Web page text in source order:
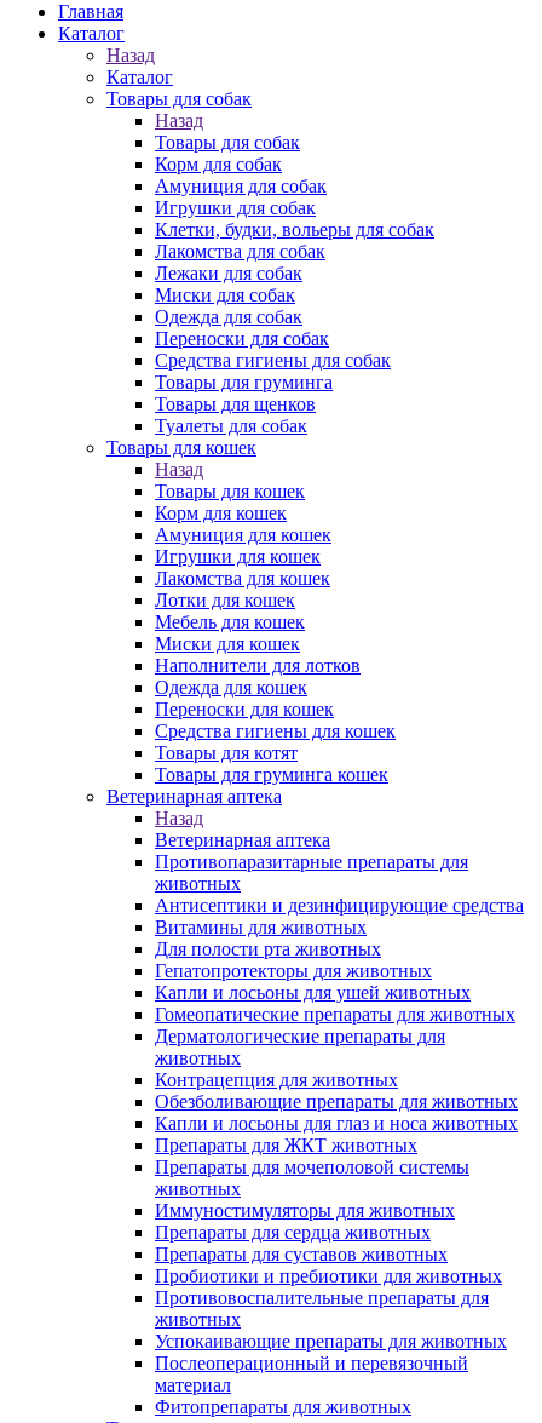
Главная
Каталог
Назад
Каталог
Товары для собак
Назад
Товары для собак
Корм для собак
Амуниция для собак
Игрушки для собак
Клетки, будки, вольеры для собак
Лакомства для собак
Лежаки для собак
Миски для собак
Одежда для собак
Переноски для собак
Средства гигиены для собак
Товары для груминга
Товары для щенков
Туалеты для собак
Товары для кошек
Назад
Товары для кошек
Корм для кошек
Амуниция для кошек
Игрушки для кошек
Лакомства для кошек
Лотки для кошек
Мебель для кошек
Миски для кошек
Наполнители для лотков
Одежда для кошек
Переноски для кошек
Средства гигиены для кошек
Товары для котят
Товары для груминга кошек
Ветеринарная аптека
Назад
Ветеринарная аптека
Противопаразитарные препараты для
животных
Антисептики и дезинфицирующие средства
Витамины для животных
Для полости рта животных
Гепатопротекторы для животных
Капли и лосьоны для ушей животных
Гомеопатические препараты для животных
Дерматологические препараты для
животных
Контрацепция для животных
Обезболивающие препараты для животных
Капли и лосьоны для глаз и носа животных
Препараты для ЖКТ животных
Препараты для мочеполовой системы
животных
Иммуностимуляторы для животных
Препараты для сердца животных
Препараты для суставов животных
Пробиотики и пребиотики для животных
Противовоспалительные препараты для
животных
Успокаивающие препараты для животных
Послеоперационный и перевязочный
материал
Фитопрепараты для животных